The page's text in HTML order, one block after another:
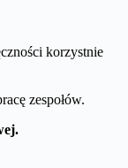
korzystnie
zespołów.